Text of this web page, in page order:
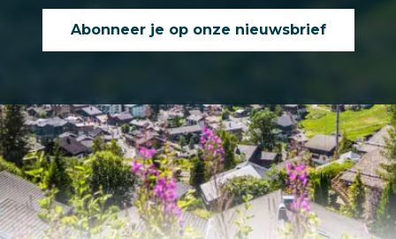
Abonneer je op onze nieuwsbrief